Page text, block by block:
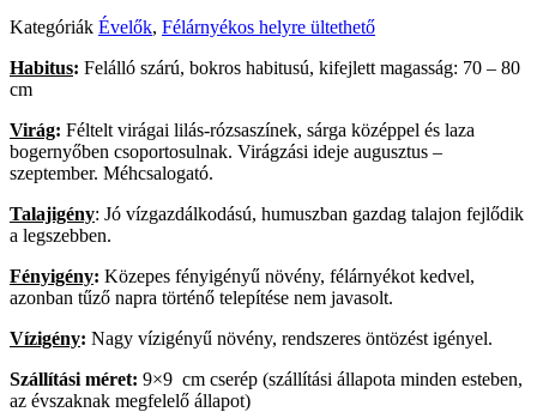
Kategóriák Évelők, Félárnyékos helyre ültethető
Habitus: Felálló szárú, bokros habitusú, kifejlett magasság: 70 – 80
cm
Virág: Féltelt virágai lilás-rózsaszínek, sárga középpel és laza
bogernyőben csoportosulnak. Virágzási ideje augusztus –
szeptember. Méhcsalogató.
Talajigény: Jó vízgazdálkodású, humuszban gazdag talajon fejlődik
a legszebben.
Fényigény: Közepes fényigényű növény, félárnyékot kedvel,
azonban tűző napra történő telepítése nem javasolt.
Vízigény: Nagy vízigényű növény, rendszeres öntözést igényel.
Szállítási méret: 9×9 cm cserép (szállítási állapota minden esteben,
az évszaknak megfelelő állapot)